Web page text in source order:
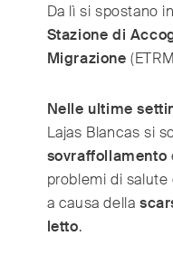
Da lì si spostano
Stazione di
Migrazione
Nelle ultime
Lajas Blancas si
sovraffollamento
problemi di
a causa della
letto.